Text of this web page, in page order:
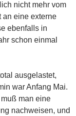
nicht mehr vom
an eine externe
ebenfalls in
schon einmal
ausgelastet,
war Anfang Mai.
man eine
nachweisen, und